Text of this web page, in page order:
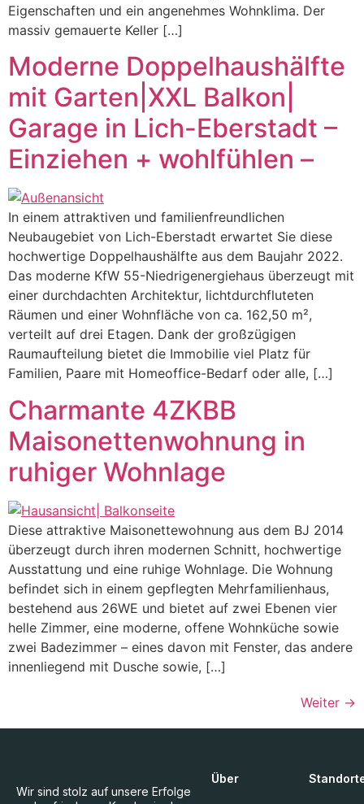
Eigenschaften und ein angenehmes Wohnklima. Der
massiv gemauerte Keller […]
Moderne Doppelhaushälfte
mit Garten|XXL Balkon|
Garage in Lich-Eberstadt –
Einziehen + wohlfühlen –
In einem attraktiven und familienfreundlichen
Neubaugebiet von Lich-Eberstadt erwartet Sie diese
hochwertige Doppelhaushälfte aus dem Baujahr 2022.
Das moderne KfW 55-Niedrigenergiehaus überzeugt mit
einer durchdachten Architektur, lichtdurchfluteten
Räumen und einer Wohnfläche von ca. 162,50 m²,
verteilt auf drei Etagen. Dank der großzügigen
Raumaufteilung bietet die Immobilie viel Platz für
Familien, Paare mit Homeoffice-Bedarf oder alle, […]
Charmante 4ZKBB
Maisonettenwohnung in
ruhiger Wohnlage
Diese attraktive Maisonettewohnung aus dem BJ 2014
überzeugt durch ihren modernen Schnitt, hochwertige
Ausstattung und eine ruhige Wohnlage. Die Wohnung
befindet sich in einem gepflegten Mehrfamilienhaus,
bestehend aus 26WE und bietet auf zwei Ebenen vier
helle Zimmer, eine moderne, offene Wohnküche sowie
zwei Badezimmer – eines davon mit Fenster, das andere
innenliegend mit Dusche sowie, […]
Weiter →
Wir sind stolz auf unsere Erfolge
Über